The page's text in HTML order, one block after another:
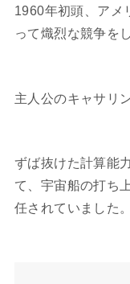
1960年初頭、アメ
って熾烈な競争を
主人公のキャサリ
ずば抜けた計算能
て、宇宙船の打ち
任されていました。